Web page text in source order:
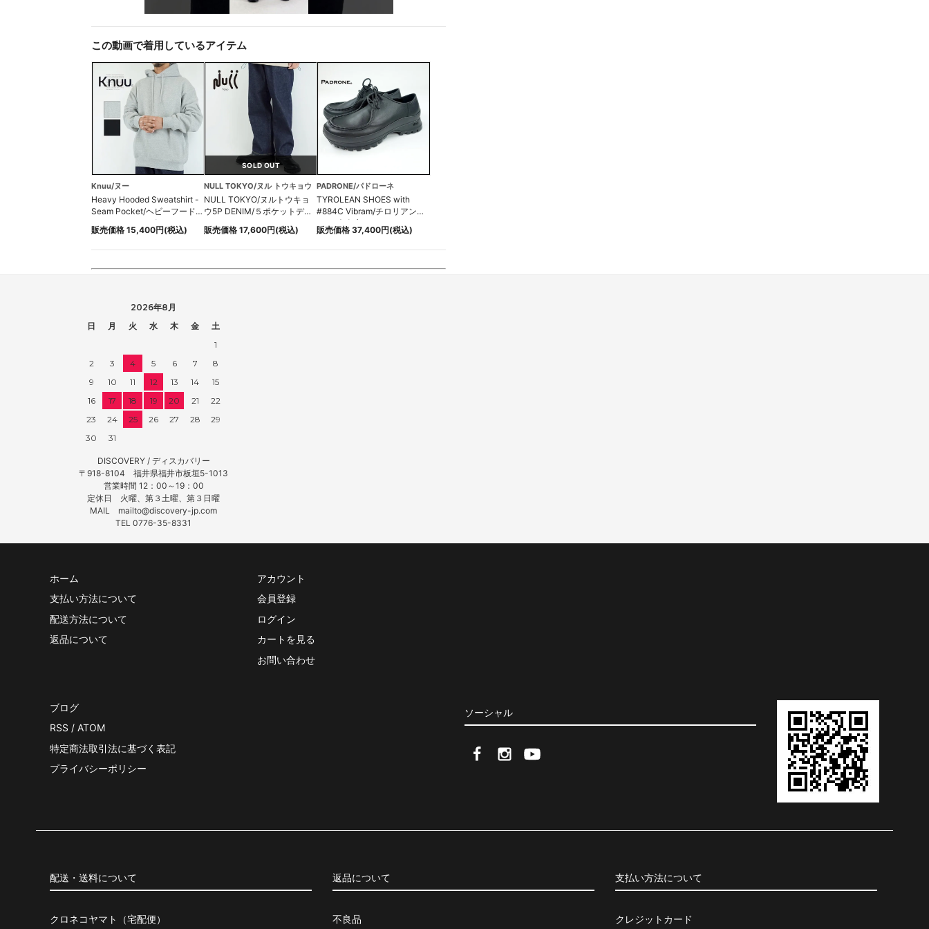
この動画で着用しているアイテム
Knuu/ヌー
Heavy Hooded Sweatshirt -
Seam Pocket/ヘビーフードス
ウェットシームポケット
販売価格 15,400円(税込)
SOLD OUT
NULL TOKYO/ヌル トウキョウ
NULL TOKYO/ヌルトウキョ
ウ5P DENIM/５ポケットデニ
ムパンツ
販売価格 17,600円(税込)
PADRONE/パドローネ
TYROLEAN SHOES with
#884C Vibram/チロリアンシ
ューズビブラム
販売価格 37,400円(税込)
2026年8月
日
月 火 水 木 金
土
1
2
3 4 5 6 7
8
9
10 11 12 13 14
15
16
17 18 19 20 21
22
23
24 25 26 27 28
29
30
31
DISCOVERY / ディスカバリー
〒918-8104 福井県福井市板垣5-1013
営業時間 12：00～19：00
定休日 火曜、第３土曜、第３日曜
MAIL mailto@discovery-jp.com
TEL 0776-35-8331
ホーム
支払い方法について
配送方法について
返品について
アカウント
会員登録
ログイン
カートを見る
お問い合わせ
ソーシャル
ブログ
RSS / ATOM
特定商法取引法に基づく表記
プライバシーポリシー
配送・送料について
クロネコヤマト（宅配便）
返品について
不良品
支払い方法について
クレジットカード